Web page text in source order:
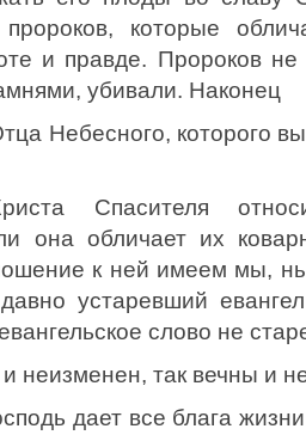
которые
и правде. Пророков
убивали. Наконец
Небесного, которого
Спасителя
она обличает их
к ней имеем мы,
устаревший
слово не
и неизменен, так вечны и
дает все блага